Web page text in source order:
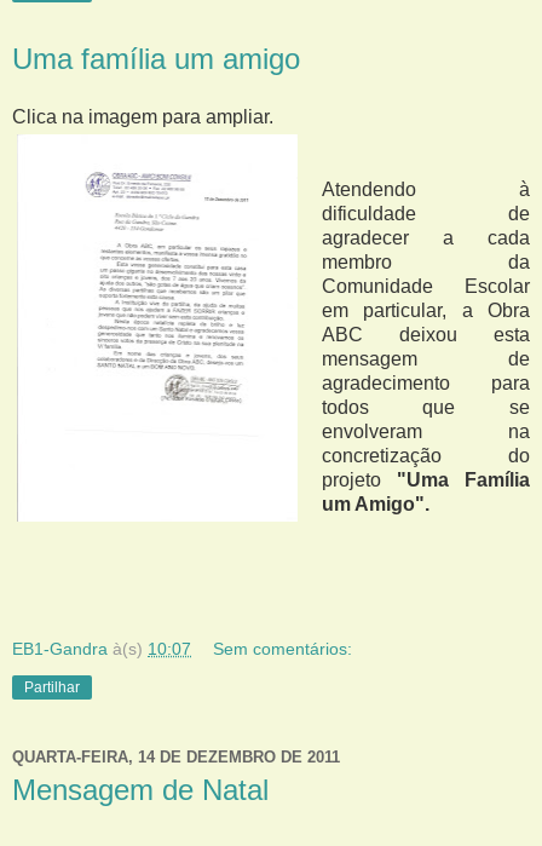
Uma família um amigo
Clica na imagem para ampliar.
Atendendo à
dificuldade de
agradecer a cada
membro da
Comunidade Escolar
em particular, a Obra
ABC deixou esta
mensagem de
agradecimento para
todos que se
envolveram na
concretização do
projeto "Uma Família
um Amigo".
EB1-Gandra à(s) 10:07 Sem comentários:
Partilhar
QUARTA-FEIRA, 14 DE DEZEMBRO DE 2011
Mensagem de Natal